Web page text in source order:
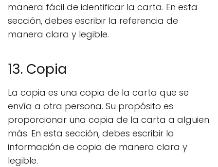
manera fácil de identificar la carta. En esta
sección, debes escribir la referencia de
manera clara y legible.
13. Copia
La copia es una copia de la carta que se
envía a otra persona. Su propósito es
proporcionar una copia de la carta a alguien
más. En esta sección, debes escribir la
información de copia de manera clara y
legible.